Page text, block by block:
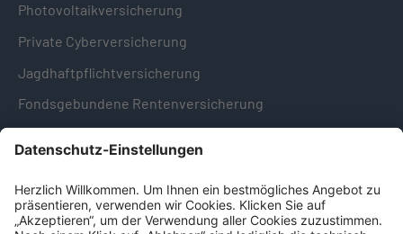
Photovoltaikversicherung
Private Cyberversicherung
Jagdhaftpflichtversicherung
Fondsgebundene Rentenversicherung
Hinweise & Informationen
Impressum